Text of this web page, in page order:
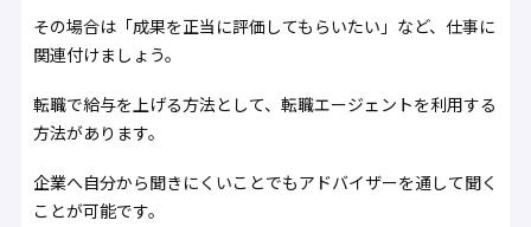
その場合は「成果を正当に評価してもらいたい」など、仕事に
関連付けましょう。
転職で給与を上げる方法として、転職エージェントを利用する
方法があります。
企業へ自分から聞きにくいことでもアドバイザーを通して聞く
ことが可能です。